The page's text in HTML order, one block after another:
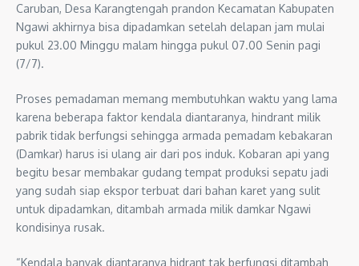
Caruban, Desa Karangtengah prandon Kecamatan Kabupaten
Ngawi akhirnya bisa dipadamkan setelah delapan jam mulai
pukul 23.00 Minggu malam hingga pukul 07.00 Senin pagi
(7/7).
Proses pemadaman memang membutuhkan waktu yang lama
karena beberapa faktor kendala diantaranya, hindrant milik
pabrik tidak berfungsi sehingga armada pemadam kebakaran
(Damkar) harus isi ulang air dari pos induk. Kobaran api yang
begitu besar membakar gudang tempat produksi sepatu jadi
yang sudah siap ekspor terbuat dari bahan karet yang sulit
untuk dipadamkan, ditambah armada milik damkar Ngawi
kondisinya rusak.
“Kendala banyak diantaranya hidrant tak berfungsi ditambah